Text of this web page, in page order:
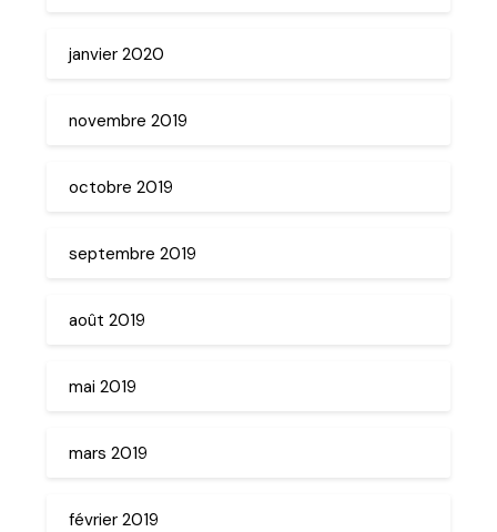
janvier 2020
novembre 2019
octobre 2019
septembre 2019
août 2019
mai 2019
mars 2019
février 2019